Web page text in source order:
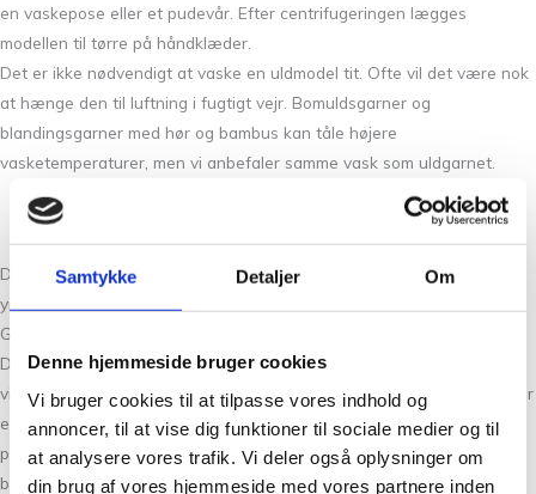
Samtykke Detaljer Om
Denne hjemmeside bruger cookies
Vi bruger cookies til at tilpasse vores indhold og
annoncer, til at vise dig funktioner til sociale medier og til
at analysere vores trafik. Vi deler også oplysninger om
din brug af vores hjemmeside med vores partnere inden
en vaskepose eller et pudevår. Efter centrifugeringen lægges
modellen til tørre på håndklæder.
Det er ikke nødvendigt at vaske en uldmodel tit. Ofte vil det være nok
at hænge den til luftning i fugtigt vejr. Bomuldsgarner og
blandingsgarner med hør og bambus kan tåle højere
vasketemperaturer, men vi anbefaler samme vask som uldgarnet.
Du finder gode garn tilbud hos Tante Grøn CPH, så du kan få dit
yndlingsgarn til gode penge.
God kvalitetsgarn til overkommelige priser.
Der er ikke noget vigtigere for os end garn af god kvalitet. Derfor har
vi også udviklet vores egne mærker, som ikke forhandles andre steder
end på Frederiksberg. Det er så vi kan stå inde for materialevalg og
produktion, hvorfor vi også har udviklet Blomsterfrø Bio, som er
bæredygtigt garn. Vi mener, at pris og kvalitet hænger sammen,